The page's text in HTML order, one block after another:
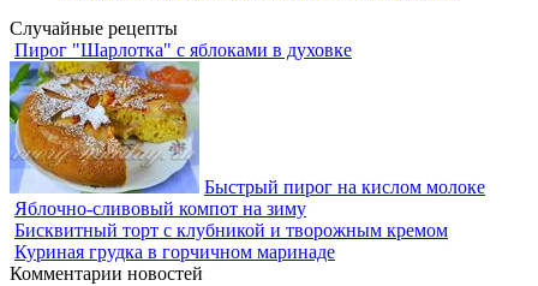
Случайные рецепты
Пирог "Шарлотка" с яблоками в духовке
Быстрый пирог на кислом молоке
Яблочно-сливовый компот на зиму
Бисквитный торт с клубникой и творожным кремом
Куриная грудка в горчичном маринаде
Комментарии новостей